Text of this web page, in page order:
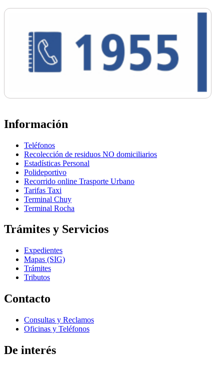
Información
Teléfonos
Recolección de residuos NO domiciliarios
Estadísticas Personal
Polideportivo
Recorrido online Trasporte Urbano
Tarifas Taxi
Terminal Chuy
Terminal Rocha
Trámites y Servicios
Expedientes
Mapas (SIG)
Trámites
Tributos
Contacto
Consultas y Reclamos
Oficinas y Teléfonos
De interés